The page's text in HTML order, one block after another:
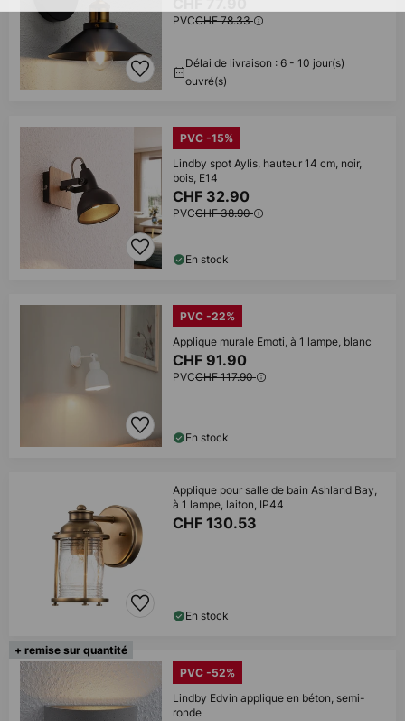
PVCCHF 78.33
Délai de livraison : 6 - 10 jour(s)
ouvré(s)
PVC -15%
Lindby spot Aylis, hauteur 14 cm, noir,
bois, E14
CHF 32.90
PVCCHF 38.90
En stock
PVC -22%
Applique murale Emoti, à 1 lampe, blanc
CHF 91.90
PVCCHF 117.90
En stock
Applique pour salle de bain Ashland Bay,
à 1 lampe, laiton, IP44
CHF 130.53
En stock
+ remise sur quantité
PVC -52%
Lindby Edvin applique en béton, semi-
ronde